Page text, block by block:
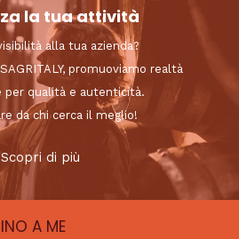
la tua attività
alla tua azienda?
promuoviamo realtà
per qualità e autenticità.
da chi cerca il meglio!
Scopri di più
A ME